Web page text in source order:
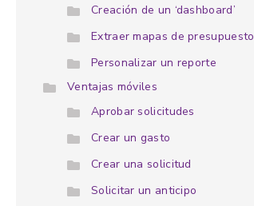
Creación de un ‘dashboard’
Extraer mapas de presupuesto
Personalizar un reporte
Ventajas móviles
Aprobar solicitudes
Crear un gasto
Crear una solicitud
Solicitar un anticipo